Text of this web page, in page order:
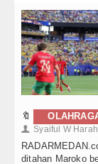
🔖
👤 Syaiful W
ditahan Maroko